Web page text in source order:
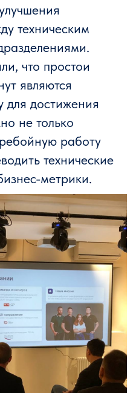
техническим
что простои
являются
для достижения
не только
работу
технические
метрики.